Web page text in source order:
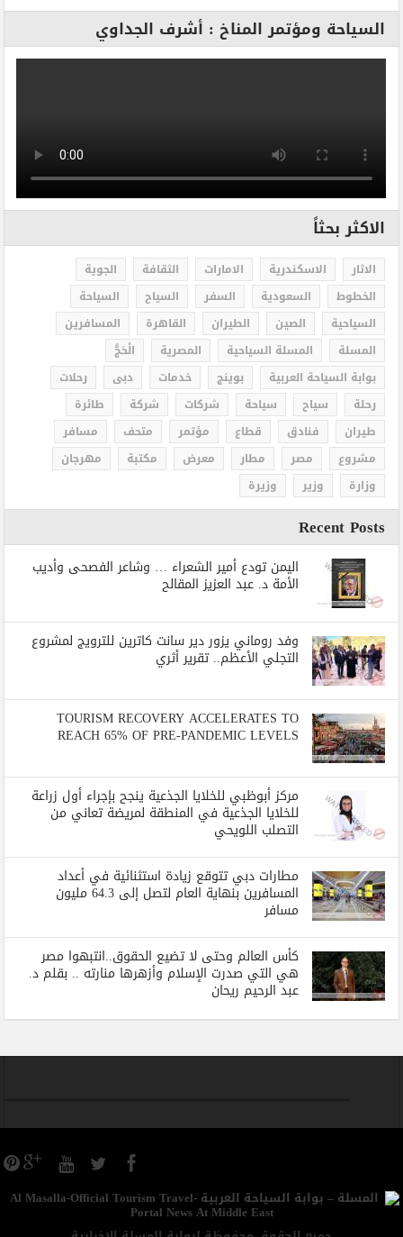
السياحة ومؤتمر المناخ : أشرف الجداوي
الاكثر بحثاً
الاثار الاسكندرية الامارات الثقافة
الجوية
الخطوط
السعودية السفر السياح
السياحة
السياحية
الصين الطيران القاهرة
المسافرين
المسلة
المسلة السياحية المصرية
الْحَجُّ
بوابة السياحة العربية
بوينج خدمات دبى
رحلات
رحلة
سياح سياحة شركات شركة
طائرة
طيران
فنادق قطاع مؤتمر متحف
مسافر
مشروع
مصر مطار معرض مكتبة
مهرجان
وزارة
وزير وزيرة
Recent Posts
اليمن تودع أمير الشعراء … وشاعر الفصحى وأديب
الأمة د. عبد العزيز المقالح
وفد روماني يزور دير سانت كاترين للترويج لمشروع
التجلي الأعظم.. تقرير أثري
TOURISM RECOVERY ACCELERATES TO
REACH 65% OF PRE-PANDEMIC LEVELS
مركز أبوظبي للخلايا الجذعية ينجح بإجراء أول زراعة
للخلايا الجذعية في المنطقة لمريضة تعاني من
التصلب اللويحي
مطارات دبي تتوقع زيادة استثنائية في أعداد
المسافرين بنهاية العام لتصل إلى 64.3 مليون
مسافر
كأس العالم وحتى لا تضيع الحقوق..انتبهوا مصر
هي التي صدرت الإسلام وأزهرها منارته .. بقلم د.
عبد الرحيم ريحان